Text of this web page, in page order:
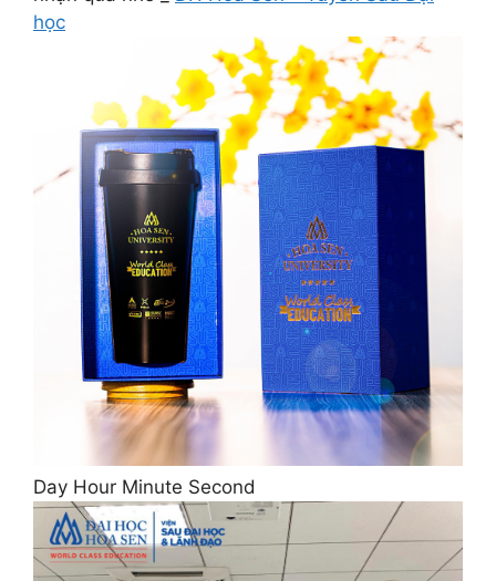
học
Day Hour Minute Second